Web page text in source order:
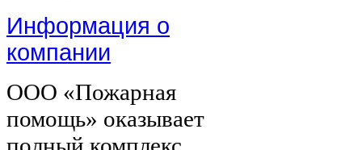
Информация о
компании
ООО «Пожарная
помощь» оказывает